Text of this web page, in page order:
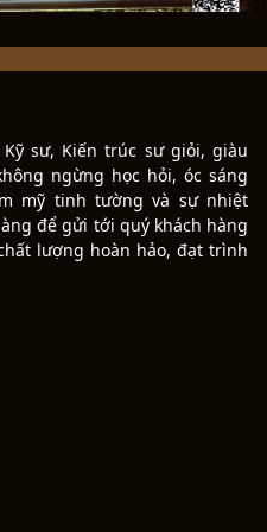
bức) nằm trong hệ
sư, Kiến trúc sư giỏi, giàu
ngừng học hỏi, óc sáng
mỹ tinh tường và sự nhiệt
để gửi tới quý khách hàng
lượng hoàn hảo, đạt trình